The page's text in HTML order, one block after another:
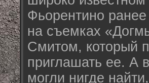
Фьорентино
на съемках
Смитом, который
приглашать ее. А
могли нигде